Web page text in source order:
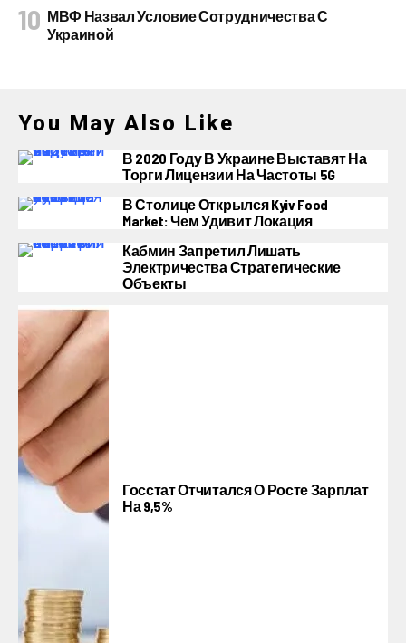
МВФ Назвал Условие Сотрудничества С
Украиной
You May Also Like
В 2020 Году В Украине Выставят На
Торги Лицензии На Частоты 5G
В Столице Открылся Kyiv Food
Market: Чем Удивит Локация
Кабмин Запретил Лишать
Электричества Стратегические
Объекты
Госстат Отчитался О Росте Зарплат
На 9,5%